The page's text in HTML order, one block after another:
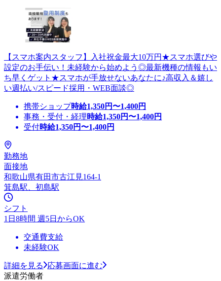
【スマホ案内スタッフ】入社祝金最大10万円★スマホ選びや
設定のお手伝い！未経験から始めよう◎最新機種の情報もい
ち早くゲット★スマホが手放せないあなたに♪高収入＆嬉し
い週払い/スピード採用・WEB面談◎
携帯ショップ時給1,350円〜1,400円
事務・受付・経理時給1,350円〜1,400円
受付時給1,350円〜1,400円
勤務地
面接地
和歌山県有田市古江見164-1
箕島駅、初島駅
シフト
1日8時間 週5日からOK
交通費支給
未経験OK
詳細を見る
応募画面に進む
派遣労働者